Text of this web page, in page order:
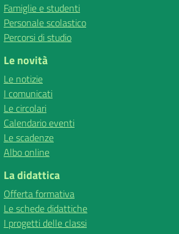
Famiglie e studenti
Personale scolastico
Percorsi di studio
Le novità
Le notizie
I comunicati
Le circolari
Calendario eventi
Le scadenze
Albo online
La didattica
Offerta formativa
Le schede didattiche
I progetti delle classi